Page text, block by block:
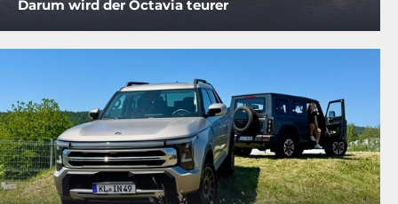
Darum wird der Octavia teurer